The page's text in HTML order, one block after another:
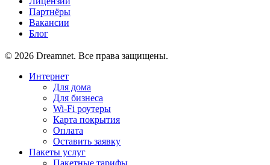
Партнёры
Вакансии
Блог
© 2026 Dreamnet. Все права защищены.
Интернет
Для дома
Для бизнеса
Wi-Fi роутеры
Карта покрытия
Оплата
Оставить заявку
Пакеты услуг
Пакетные тарифы